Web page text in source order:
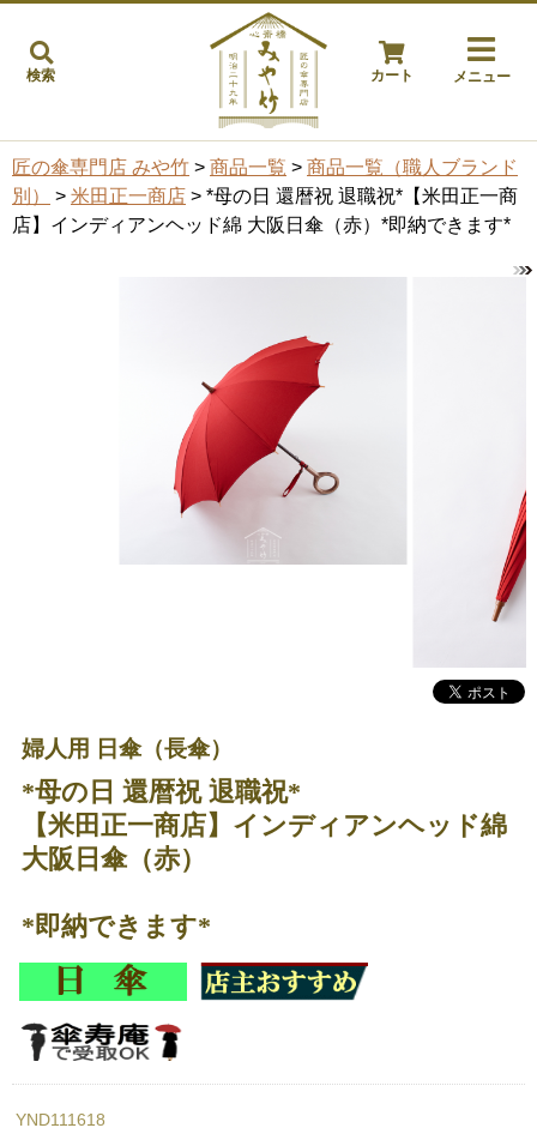
検索 カート メニュー
匠の傘専門店 みや竹 > 商品一覧 > 商品一覧（職人ブランド
別）
> 米田正一商店 > *母の日 還暦祝 退職祝*【米田正一商
店】インディアンヘッド綿 大阪日傘（赤）*即納できます*
婦人用 日傘（長傘）
*母の日 還暦祝 退職祝*
【米田正一商店】インディアンヘッド綿
大阪日傘（赤）
*即納できます*
YND111618